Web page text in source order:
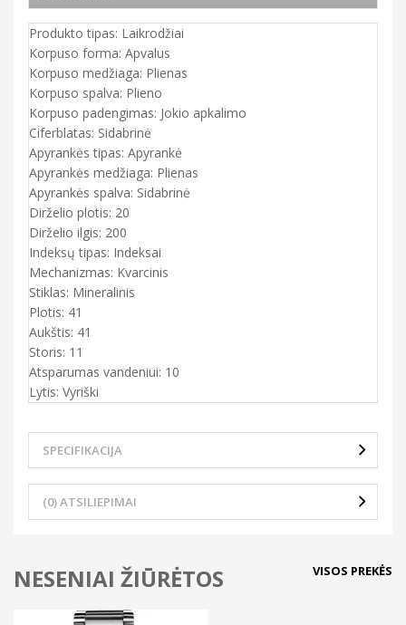
Produkto tipas: Laikrodžiai
Korpuso forma: Apvalus
Korpuso medžiaga: Plienas
Korpuso spalva: Plieno
Korpuso padengimas: Jokio apkalimo
Ciferblatas: Sidabrinė
Apyrankės tipas: Apyrankė
Apyrankės medžiaga: Plienas
Apyrankės spalva: Sidabrinė
Dirželio plotis: 20
Dirželio ilgis: 200
Indeksų tipas: Indeksai
Mechanizmas: Kvarcinis
Stiklas: Mineralinis
Plotis: 41
Aukštis: 41
Storis: 11
Atsparumas vandeniui: 10
Lytis: Vyriški
SPECIFIKACIJA
(0) ATSILIEPIMAI
NESENIAI ŽIŪRĖTOS VISOS PREKĖS